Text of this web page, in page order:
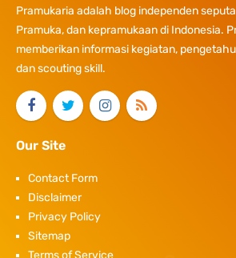
Pramukaria adalah blog independen
Pramuka, dan kepramukaan di Indonesia.
memberikan informasi kegiatan,
dan scouting skill.
Our Site
Contact Form
Disclaimer
Privacy Policy
Sitemap